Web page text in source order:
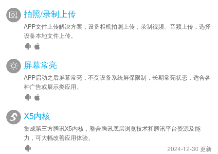
拍照/录制上传
APP文件上传解决方案，设备相机拍照上传，录制视频、音频上传，选择
设备本地文件上传。
屏幕常亮
APP启动之后屏幕常亮，不受设备系统屏保限制，长期常亮状态，适合各
种广告或展示类应用。
X5内核
集成第三方腾讯X5内核，整合腾讯底层浏览技术和腾讯平台资源及能
力，可大幅改善应用体验。
2024-12-30 更新